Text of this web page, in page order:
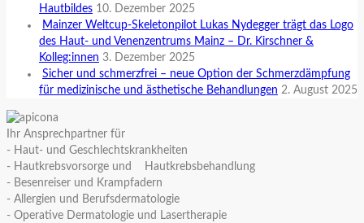
Hautbildes 10. Dezember 2025
Mainzer Weltcup-Skeletonpilot Lukas Nydegger trägt das Logo
des Haut- und Venenzentrums Mainz – Dr. Kirschner &
Kolleg:innen 3. Dezember 2025
Sicher und schmerzfrei – neue Option der Schmerzdämpfung
für medizinische und ästhetische Behandlungen 2. August 2025
Ihr Ansprechpartner für
- Haut- und Geschlechtskrankheiten
- Hautkrebsvorsorge und Hautkrebsbehandlung
- Besenreiser und Krampfadern
- Allergien und Berufsdermatologie
- Operative Dermatologie und Lasertherapie